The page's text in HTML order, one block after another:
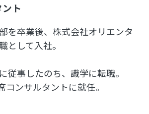
ト
を卒業後、株式会社オリエンタ
として入社。
従事したのち、識学に転職。
コンサルタントに就任。